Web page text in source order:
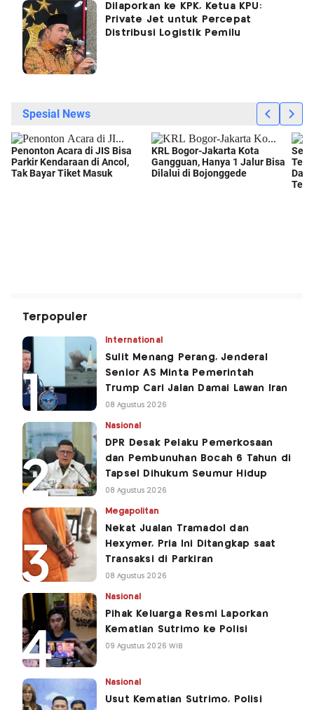
Dilaporkan ke KPK, Ketua KPU:
Private Jet untuk Percepat
Distribusi Logistik Pemilu
Terpopuler
International
Sulit Menang Perang, Jenderal
Senior AS Minta Pemerintah
Trump Cari Jalan Damai Lawan Iran
08 Agustus 2026
Nasional
DPR Desak Pelaku Pemerkosaan
dan Pembunuhan Bocah 6 Tahun di
Tapsel Dihukum Seumur Hidup
08 Agustus 2026
Megapolitan
Nekat Jualan Tramadol dan
Hexymer, Pria Ini Ditangkap saat
Transaksi di Parkiran
08 Agustus 2026
Nasional
Pihak Keluarga Resmi Laporkan
Kematian Sutrimo ke Polisi
09 Agustus 2026 WIB
Nasional
Usut Kematian Sutrimo, Polisi